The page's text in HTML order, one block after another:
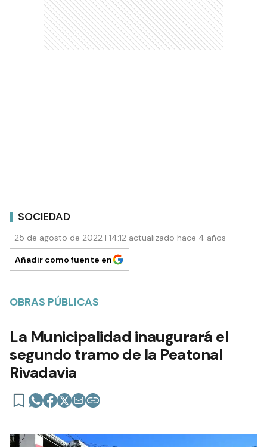
SOCIEDAD
25 de agosto de 2022 | 14:12 actualizado hace 4 años
Añadir como fuente en
OBRAS PÚBLICAS
La Municipalidad inaugurará el
segundo tramo de la Peatonal
Rivadavia